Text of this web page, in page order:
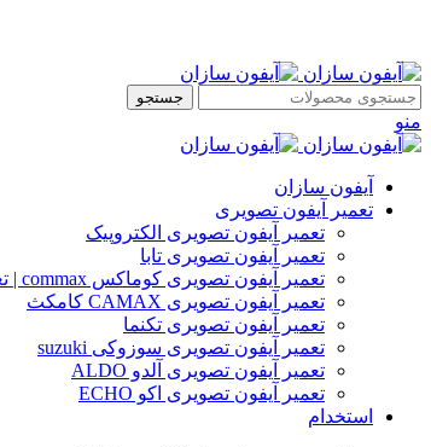
جستجو
منو
آیفون سازان
تعمیر آیفون تصویری
تعمیر آیفون تصویری الکتروپیک
تعمیر آیفون تصویری تابا
تعمیر آیفون تصویری کوماکس commax | تعمیرات تخصصی آیفون
تعمیر آیفون تصویری CAMAX کامکث
تعمیر آیفون تصویری تکنما
تعمیر آیفون تصویری سوزوکی suzuki
تعمیر آیفون تصویری آلدو ALDO
تعمیر آیفون تصویری اکو ECHO
استخدام